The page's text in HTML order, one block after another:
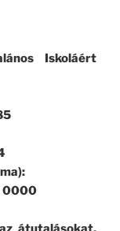
Iskoláért
0000